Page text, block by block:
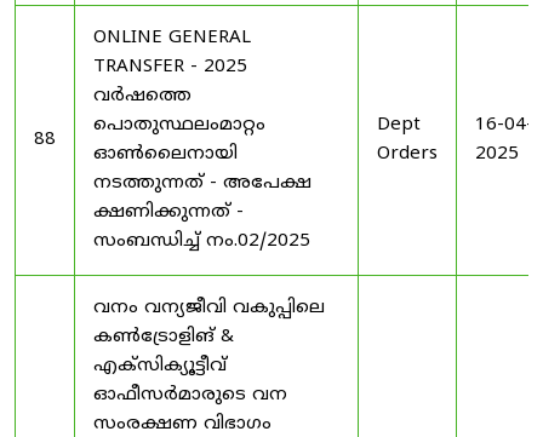
88
ONLINE GENERAL
TRANSFER - 2025
വർഷത്തെ
പൊതുസ്ഥലംമാറ്റം
ഓൺലൈനായി
നടത്തുന്നത് - അപേക്ഷ
ക്ഷണിക്കുന്നത് -
സംബന്ധിച്ച് നം.02/2025
Dept
Orders
16-04-
2025
വനം വന്യജീവി വകുപ്പിലെ
കൺട്രോളിങ്‌ &
എക്സിക്യൂട്ടീവ്
ഓഫീസർമാരുടെ വന
സംരക്ഷണ വിഭാഗം